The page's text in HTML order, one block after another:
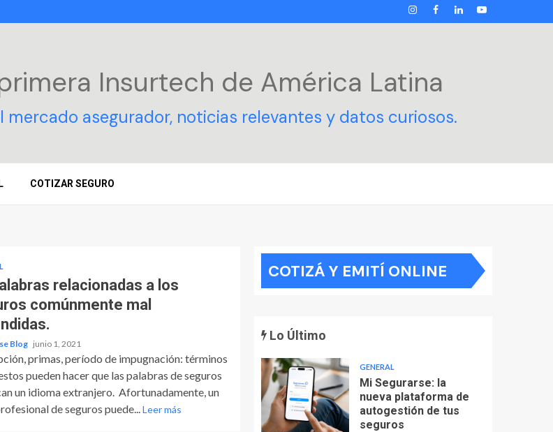
INSTAGRAM
FACEBOOK
LINKEDIN
YOUTUBE
Insurtech de América Latina
asegurador, noticias relevantes y datos curiosos.
COTIZAR SEGURO
relacionadas a los
comúnmente mal
Blog junio 1, 2021
primas, período de impugnación: términos
pueden hacer que las palabras de seguros
un idioma extranjero. Afortunadamente, un
de seguros puede... Leer más
COTIZÁ Y EMITÍ ONLINE
Lo Último
GENERAL
Mi Segurarse: la
nueva plataforma de
autogestión de tus
seguros